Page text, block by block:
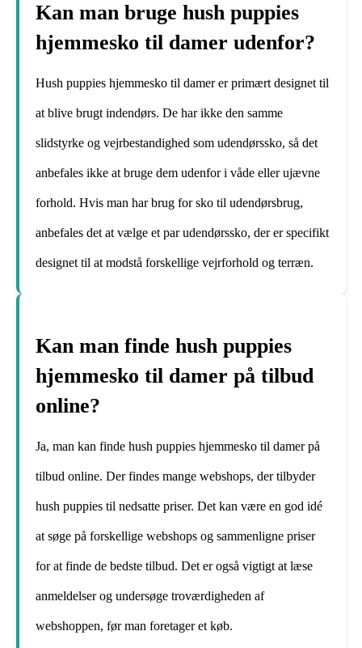
Kan man bruge hush puppies
hjemmesko til damer udenfor?
Hush puppies hjemmesko til damer er primært designet til
at blive brugt indendørs. De har ikke den samme
slidstyrke og vejrbestandighed som udendørssko, så det
anbefales ikke at bruge dem udenfor i våde eller ujævne
forhold. Hvis man har brug for sko til udendørsbrug,
anbefales det at vælge et par udendørssko, der er specifikt
designet til at modstå forskellige vejrforhold og terræn.
Kan man finde hush puppies
hjemmesko til damer på tilbud
online?
Ja, man kan finde hush puppies hjemmesko til damer på
tilbud online. Der findes mange webshops, der tilbyder
hush puppies til nedsatte priser. Det kan være en god idé
at søge på forskellige webshops og sammenligne priser
for at finde de bedste tilbud. Det er også vigtigt at læse
anmeldelser og undersøge troværdigheden af
webshoppen, før man foretager et køb.